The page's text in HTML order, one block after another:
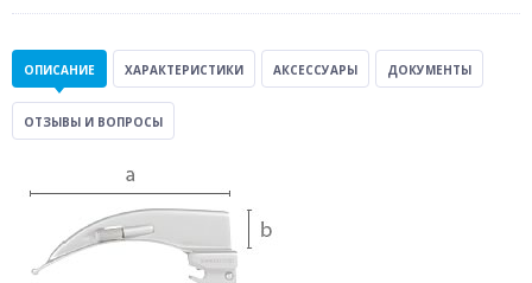
ОПИСАНИЕ ХАРАКТЕРИСТИКИ АКСЕССУАРЫ ДОКУМЕНТЫ
ОТЗЫВЫ И ВОПРОСЫ